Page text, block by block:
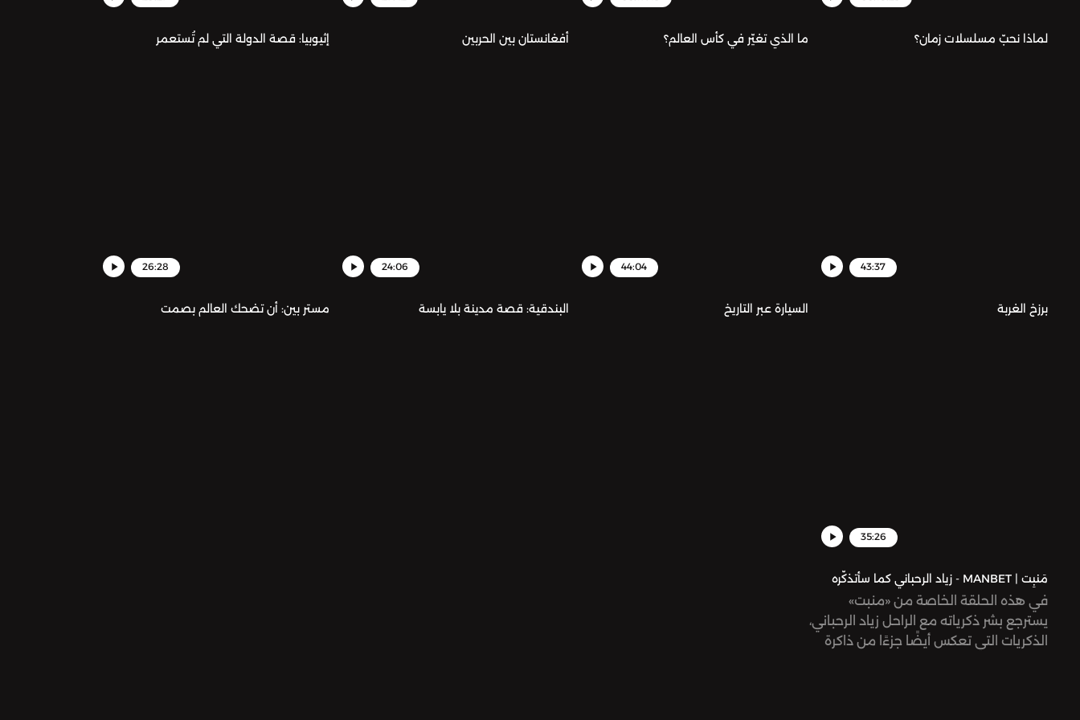
لماذا نحبّ مسلسلات زمان؟ ما الذي تغيّر في كأس العالم؟ أفغانستان بين الحربين إثيوبيا: قصة الدولة التي لم تُستعمر
43:37
برزخ الغربة
44:04
السيارة عبر التاريخ
24:06
البندقية: قصة مدينة بلا يابسة
26:28
مستر بين: أن تضحك العالم بصمت
35:26
مَنبِت | MANBET - زياد الرحباني كما سأتذكّره
في هذه الحلقة الخاصة من «منبت»
يسترجع بشر ذكرياته مع الراحل زياد الرحباني،
الذكريات التي تعكس أيضًا جزءًا من ذاكرة